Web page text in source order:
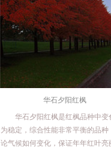
华石夕阳红枫
华石夕阳红枫是红枫品种中变
为稳定，综合性能非常平衡的品种
论气候如何变化，保证年年红叶亮